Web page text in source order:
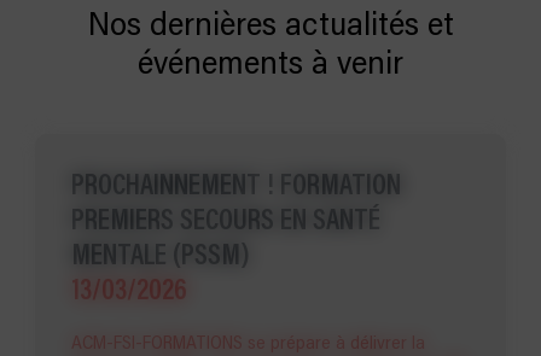
Nos dernières actualités et
événements à venir
PROCHAINNEMENT ! FORMATION
PREMIERS SECOURS EN SANTÉ
MENTALE (PSSM)
13/03/2026
ACM-FSI-FORMATIONS se prépare à délivrer la